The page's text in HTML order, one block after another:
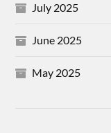
July 2025
June 2025
May 2025